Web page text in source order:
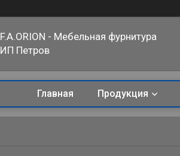
F.A.ORION - Мебельная фурнитура
ИП Петров
Главная Продукция